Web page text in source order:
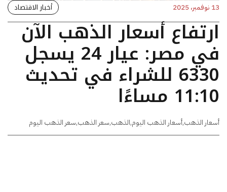
13 نوفمبر، 2025 أخبار الاقتصاد
ارتفاع أسعار الذهب الآن
في مصر: عيار 24 يسجل
6330 للشراء في تحديث
11:10 مساءًا
أسعار الذهب,أسعار الذهب اليوم,الذهب,سعر الذهب,سعر الذهب اليوم